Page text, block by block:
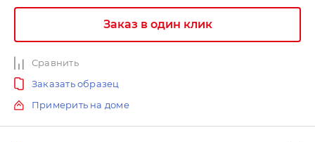
Заказ в один клик
Сравнить
Заказать образец
Примерить на доме